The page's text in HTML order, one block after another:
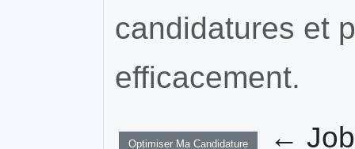
candidatures et
efficacement.
Optimiser Ma Candidature ←